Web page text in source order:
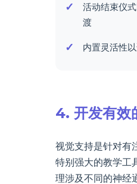
活动结束仪
渡
内置灵活性
4. 开发有效
视觉支持是针对有
特别强大的教学工
理涉及不同的神经